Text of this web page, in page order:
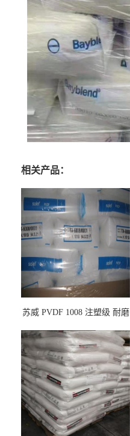
相关产品：
苏威 PVDF 1008 注塑级 耐磨
龙